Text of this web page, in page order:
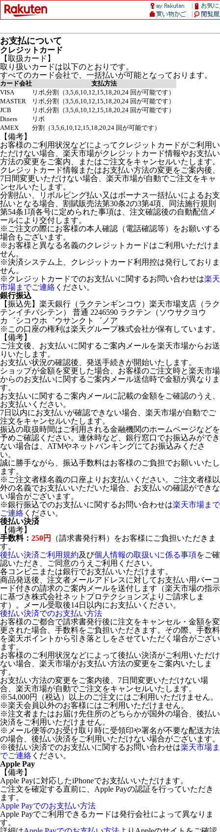
お支払について
クレジットカード
【取扱カード】
取り扱いカードは以下のとおりです。
すべてのカード会社で、一括払いが可能となっております。
カード会社
支払方法
VISA
リボ,分割（3,5,6,10,12,15,18,20,24 回が可能です）
MASTER
リボ,分割（3,5,6,10,12,15,18,20,24 回が可能です）
JCB
リボ,分割（3,5,6,10,12,15,18,20,24 回が可能です）
Diners
リボ
AMEX
分割（3,5,6,10,12,15,18,20,24 回が可能です）
【備考】
お客様のご利用状況などによってクレジットカードがご利用い
ただけない場合、楽天市場がクレジットカード情報やお支払い
方法の変更をご案内、またはご注文をキャンセルいたします。
クレジットカード情報またはお支払い方法の変更をご案内後、
7日間変更いただけない場合、楽天市場が自動でご注文をキャ
ンセルいたします。
分割払い、リボルビング払い又はボーナス一括払いによるお支
払いとなる場合、割賦販売法第30条2の3第4項、同法施行規則
第54条1項各号に定められた事項は、注文確認後の自動配信メ
ールにより交付します。
※ご注文の際にお客様の本人確認（電話確認等）をお願いする
場合もございます。
※お客様と異なる名義のクレジットカードはご利用いただけま
せん。
※決済システム上、クレジットカード利用控は発行しておりま
せん。
※クレジットカードでのお支払いに関するお問い合わせは楽天
市場までご連絡 ください。
銀行振込
【振込先】楽天銀行（ラクテンギンコウ）楽天市場支店（ラク
テンイチバシテン） 普通 2246590 ラクテン（ソウサクヨウ
カ゛シコウホ゛ウサンクト゛ノア
※この口座の権利は楽天グループ株式会社が保有しています。
【備考】
ご注文後、お支払いに関するご案内メールを楽天市場からお送
りいたします。
お支払い状況の確認後、発送手続きが開始いたします。
ショップが金額を変更した場合、お客様のご注文時と楽天市場
からのお支払いに関するご案内メール送信時で金額が異なりま
す。
お支払いに関するご案内メールに記載の金額をご確認のうえ、
お支払いください。
7日以内にお支払いが確認できない場合、楽天市場が自動でご
注文をキャンセルいたします。
振込の取扱時間はご利用される金融機関のホームページなどを
予めご確認ください。連休時など、銀行窓口でお振込みができ
ない場合は、ATMやネットバンキングにてお振込みくださ
い。
誠に勝手ながら、振込手数料はお客様のご負担でお願いいたし
ます。
※ご注文者様名義の口座よりお支払いください。ご注文者様以
外の名義でお支払いいただいた場合、お支払いの確認ができな
い場合がございます。
※銀行振込でのお支払いに関するお問い合わせは楽天市場まで
ご連絡 ください。
後払い決済
【備考】
手数料： 250円
（請求書発行料）をお客様にご負担いただきま
す。
後払い決済ご利用規約及び個人情報の取扱いに係る事項をご確
認いただき、ご同意のうえご利用ください。
各コンビニまたは銀行でお支払いいただけます。
商品発送後、注文者メールアドレスに対してお支払い用バーコ
ード付きの請求のご案内メールを送付します（楽天市場の指示
に基づき株式会社ネットプロテクションズよりご請求しま
す）。メール受取後14日以内にお支払いください。
後払い決済でのお支払い方法
お客様のご都合で請求書発行後に注文をキャンセル・金額を変
更された場合、手数料をご負担いただきます。その際、手数料
を楽天ポイントから引き落としをさせていただく場合がござい
ます。
お客様のご利用状況などによって後払い決済がご利用いただけ
ない場合、楽天市場がお支払い方法の変更をご案内いたしま
す。
お支払い方法の変更をご案内後、7日間変更いただけない場
合、楽天市場が自動でご注文をキャンセルいたします。
※54,000円（税込）以上のご注文にはご利用いただけません。
※楽天会員以外のお客様にはご利用いただけません。
※注文者またはお届け先住所のどちらかが国外の場合、後払い
決済をご利用いただけません。
※メール便等のお受け取り時に受領印や署名が不要な配送方法
の場合、後払い決済をご利用いただけない場合がございます。
※後払い決済でのお支払いに関するお問い合わせは楽天市場ま
でご連絡 ください。
Apple Pay
【備考】
Apple Payに対応したiPhoneでお支払いいただけます。
ご注文を確定する直前に、Apple Payの認証を行っていただき
ます。
Apple Payでのお支払い方法
Apple Payでご利用できるカードは発行会社によって異なりま
す。